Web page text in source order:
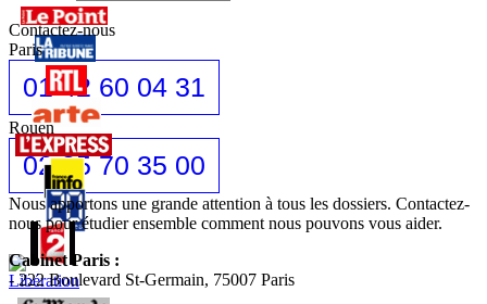
Contactez-nous
Paris
01 42 60 04 31
Rouen
02 35 70 35 00
Nous apportons une grande attention à tous les dossiers. Contactez-
nous pour étudier ensemble comment nous pouvons vous aider.
Cabinet Paris :
- 222 Boulevard St-Germain, 75007 Paris